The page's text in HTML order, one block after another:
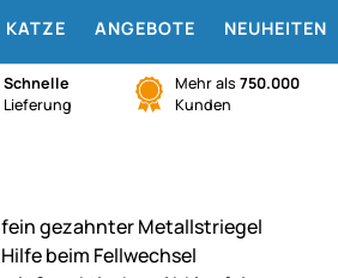
KATZE ANGEBOTE NEUHEITEN
Schnelle
Lieferung
Mehr als 750.000
Kunden
fein gezahnter Metallstriegel
Hilfe beim Fellwechsel